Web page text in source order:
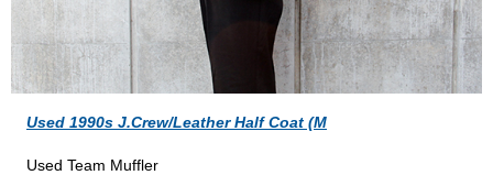
Used 1990s J.Crew/Leather Half Coat (M
Used Team Muffler